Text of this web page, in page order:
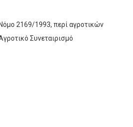
2169/1993, περί αγροτικών
Συνεταιρισμό